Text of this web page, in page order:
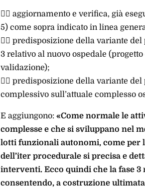
 aggiornamento e verifica, già
5) come sopra indicato in linea
 predisposizione della variante
3 relativo al nuovo ospedale
validazione);
 predisposizione della variante
complessivo sull’attuale complesso
E aggiungono: «Come normale le
complesse e che si sviluppano nel
lotti funzionali autonomi, come per
dell’iter procedurale si precisa e
interventi. Ecco quindi che la fase
consentendo, a costruzione